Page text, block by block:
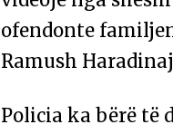
ofendonte
Ramush
Policia ka bërë të